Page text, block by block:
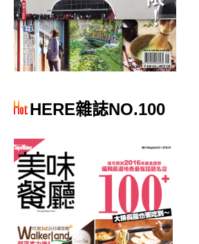
HERE雜誌NO.100